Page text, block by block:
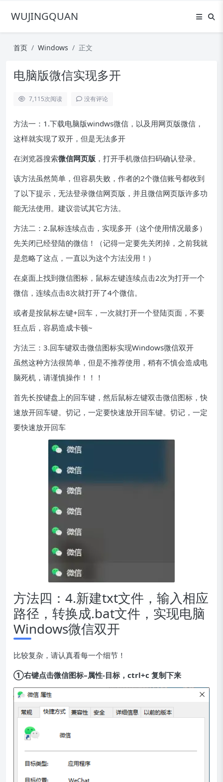
WUJINGQUAN
首页 Windows 正文
电脑版微信实现多开
7,115次阅读 没有评论
方法一：1.下载电脑版windws微信，以及用网页版微信，
这样就实现了双开，但是无法多开
在浏览器搜索微信网页版 ，打开手机微信扫码确认登录。
该方法虽然简单，但容易失败，作者的2个微信账号都收到
了以下提示，无法登录微信网页版，并且微信网页版许多功
能无法使用。建议尝试其它方法。
方法二：2.鼠标连续点击，实现多开（这个使用情况最多）
先关闭已经登陆的微信！（记得一定要先关闭掉，之前我就
是忽略了这点，一直以为这个方法没用！）
在桌面上找到微信图标，鼠标左键连续点击2次为打开一个
微信，连续点击8次就打开了4个微信。
或者是按鼠标左键+回车，一次就打开一个登陆页面，不要
狂点后，容易造成卡顿~
方法三：3.回车键双击微信图标实现Windows微信双开
虽然这种方法很简单，但是不推荐使用，稍有不慎会造成电
脑死机，请谨慎操作！！！
首先长按键盘上的回车键，然后鼠标左键双击微信图标，快
速放开回车键。切记，一定要快速放开回车键。切记，一定
要快速放开回车
方法四：4.新建txt文件，输入相应
路径，转换成.bat文件，实现电脑
Windows微信双开
比较复杂，请认真看每一个细节！
①右键点击微信图标–属性-目标，ctrl+c 复制下来